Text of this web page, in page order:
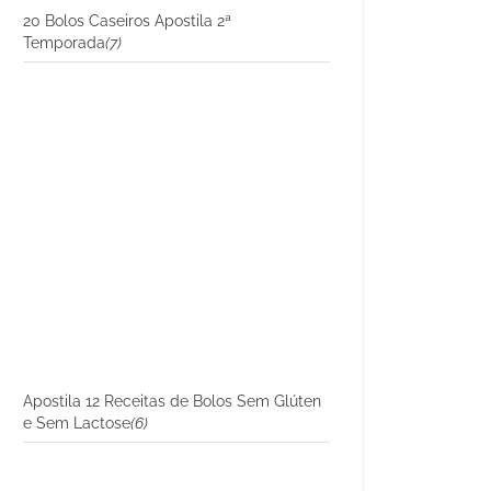
20 Bolos Caseiros Apostila 2ª
Temporada(7)
Apostila 12 Receitas de Bolos Sem Glúten
e Sem Lactose(6)